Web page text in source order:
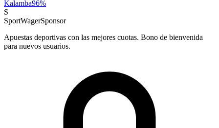
Kalamba96%
S
SportWagerSponsor
Apuestas deportivas con las mejores cuotas. Bono de bienvenida
para nuevos usuarios.